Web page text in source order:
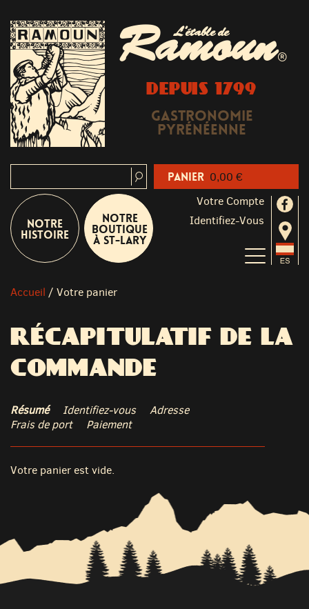
L'étable de
Ramoun®
DEPUIS 1799
Gastronomie
Pyrénéenne
Votre Compte
Identifiez-Vous
Notre
Histoire
Notre
boutique
à St-Lary
Accueil / Votre panier
RÉCAPITULATIF DE LA
COMMANDE
Résumé Identifiez-vous
Adresse
Frais de port
Paiement
Votre panier est vide.
Panier 0,00 €